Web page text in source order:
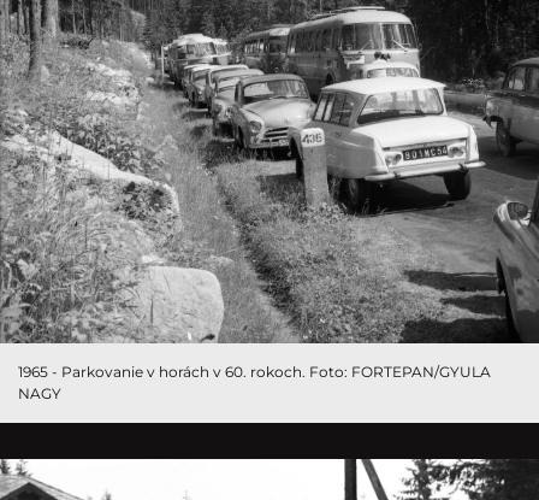
1965 - Parkovanie v horách v 60. rokoch. Foto: FORTEPAN/GYULA
NAGY